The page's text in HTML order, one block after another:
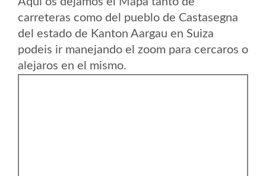
carreteras como del pueblo de Castasegna
del estado de Kanton Aargau en Suiza
podeis ir manejando el zoom para cercaros o
alejaros en el mismo.